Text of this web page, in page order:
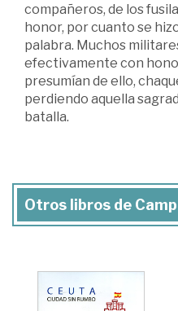
compañeros, de los
honor, por cuanto se
palabra. Muchos
efectivamente con
presumían de ello,
perdiendo aquella
batalla.
Otros libros de